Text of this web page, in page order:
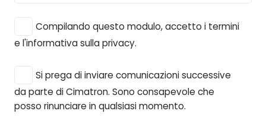
Compilando questo modulo, accetto i termini
e l'informativa sulla privacy.
Si prega di inviare comunicazioni successive
da parte di Cimatron. Sono consapevole che
posso rinunciare in qualsiasi momento.